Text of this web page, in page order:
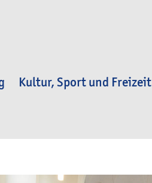
Kultur, Sport und Freizeit